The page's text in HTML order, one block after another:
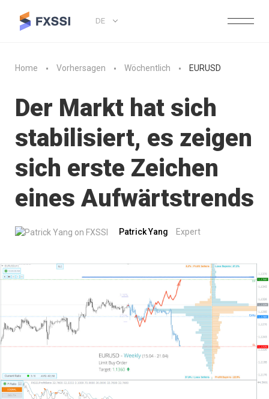
DE
Home Vorhersagen Wöchentlich EURUSD
Der Markt hat sich
stabilisiert, es zeigen
sich erste Zeichen
eines Aufwärtstrends
Patrick Yang Expert